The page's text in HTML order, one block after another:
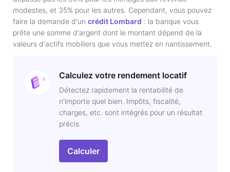
modestes, et 35% pour les autres. Cependant, vous pouvez
faire la demande d'un crédit Lombard : la banque vous
prête une somme d'argent dont le montant dépend de la
valeurs d'actifs mobiliers que vous mettez en nantissement.
Calculez votre rendement locatif
Détectez rapidement la rentabilité de
n'importe quel bien. Impôts, fiscalité,
charges, etc. sont intégrés pour un résultat
précis.
Calculer